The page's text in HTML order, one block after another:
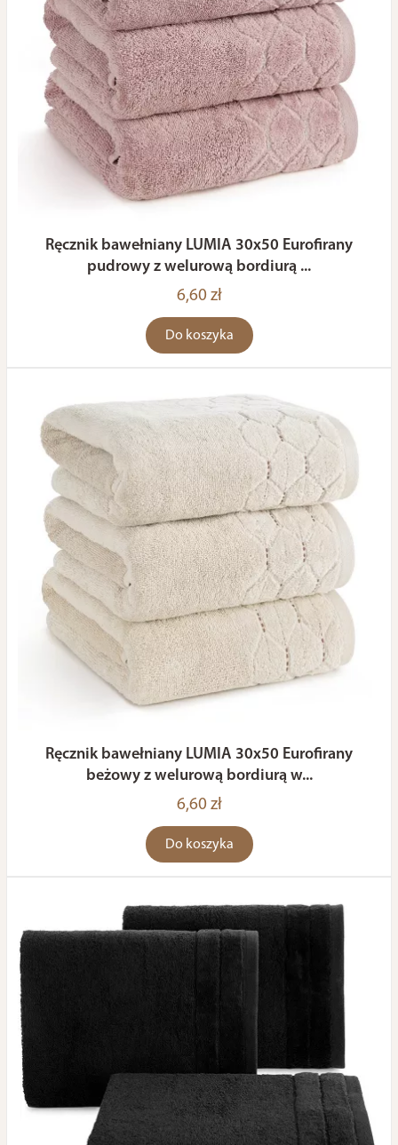
Ręcznik bawełniany LUMIA 30x50 Eurofirany
pudrowy z welurową bordiurą ...
6,60 zł
Do koszyka
Ręcznik bawełniany LUMIA 30x50 Eurofirany
beżowy z welurową bordiurą w...
6,60 zł
Do koszyka